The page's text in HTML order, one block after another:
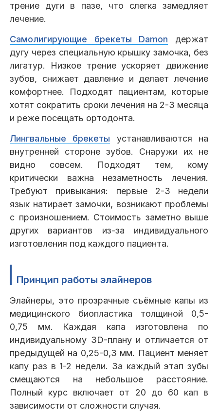
трение дуги в пазе, что слегка замедляет
лечение.
Самолигирующие брекеты Damon держат
дугу через специальную крышку замочка, без
лигатур. Низкое трение ускоряет движение
зубов, снижает давление и делает лечение
комфортнее. Подходят пациентам, которые
хотят сократить сроки лечения на 2-3 месяца
и реже посещать ортодонта.
Лингвальные брекеты устанавливаются на
внутренней стороне зубов. Снаружи их не
видно совсем. Подходят тем, кому
критически важна незаметность лечения.
Требуют привыкания: первые 2-3 недели
язык натирает замочки, возникают проблемы
с произношением. Стоимость заметно выше
других вариантов из-за индивидуального
изготовления под каждого пациента.
Принцип работы элайнеров
Элайнеры, это прозрачные съёмные капы из
медицинского биопластика толщиной 0,5-
0,75 мм. Каждая капа изготовлена по
индивидуальному 3D-плану и отличается от
предыдущей на 0,25-0,3 мм. Пациент меняет
капу раз в 1-2 недели. За каждый этап зубы
смещаются на небольшое расстояние.
Полный курс включает от 20 до 60 кап в
зависимости от сложности случая.